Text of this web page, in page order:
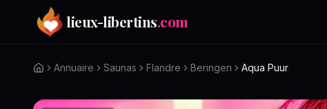
Aller au contenu principal
lieux-libertins.com
Annuaire Saunas Flandre Beringen Aqua Puur